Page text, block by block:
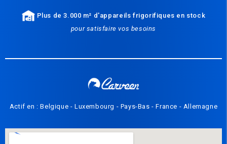
Plus de 3.000 m² d'appareils frigorifiques en stock
pour satisfaire vos besoins
Actif en : Belgique - Luxembourg - Pays-Bas - France - Allemagne